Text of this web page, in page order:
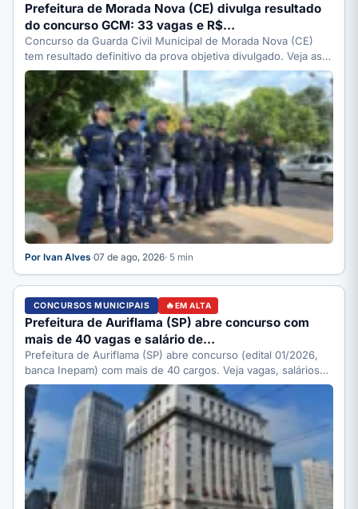
Prefeitura de Morada Nova (CE) divulga resultado
do concurso GCM: 33 vagas e R$…
Concurso da Guarda Civil Municipal de Morada Nova (CE)
tem resultado definitivo da prova objetiva divulgado. Veja as…
Por Ivan Alves·07 de ago, 2026· 5 min
CONCURSOS MUNICIPAIS EM ALTA
Prefeitura de Auriflama (SP) abre concurso com
mais de 40 vagas e salário de…
Prefeitura de Auriflama (SP) abre concurso (edital 01/2026,
banca Inepam) com mais de 40 cargos. Veja vagas, salários…